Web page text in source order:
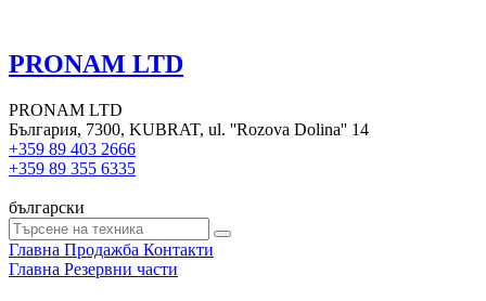
PRONAM LTD
PRONAM LTD
България, 7300, KUBRAT, ul. ''Rozova Dolina'' 14
+359 89 403 2666
+359 89 355 6335
български
Главна Продажба Контакти
Главна Резервни части